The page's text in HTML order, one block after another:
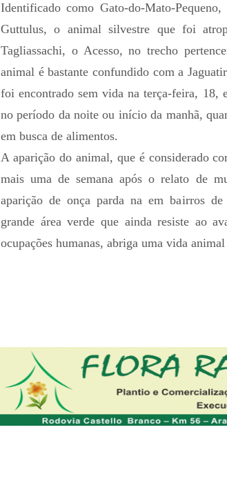
Identificado como Gato-do-Mato-
Guttulus, o animal silvestre que foi
Tagliassachi, o Acesso, no trecho
animal é bastante confundido com a
foi encontrado sem vida na terça-feira, 18,
no período da noite ou início da manhã,
em busca de alimentos.
A aparição do animal, que é considerado
mais uma de semana após o relato de
aparição de onça parda na em bairros
grande área verde que ainda resiste ao
ocupações humanas, abriga uma vida